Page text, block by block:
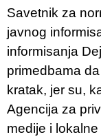
Savetnik za
javnog
informisanja
primedbama
kratak, jer su,
Agencija za
medije i